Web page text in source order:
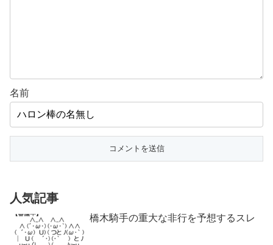
名前
人気記事
橋木騎手の重大な非行を予想するスレ